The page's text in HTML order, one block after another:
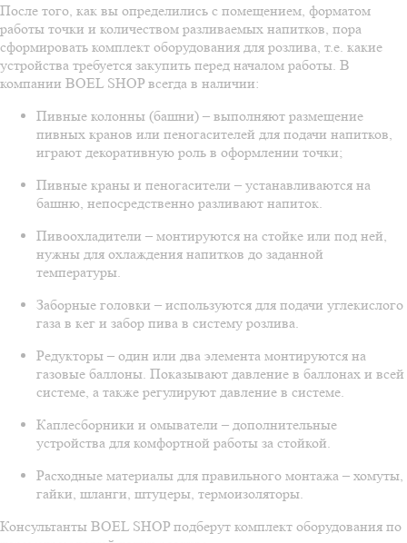
После того, как вы определились с помещением, форматом
работы точки и количеством разливаемых напитков, пора
сформировать комплект оборудования для розлива, т.е. какие
устройства требуется закупить перед началом работы. В
компании BOEL SHOP всегда в наличии:
Пивные колонны (башни) – выполняют размещение
пивных кранов или пеногасителей для подачи напитков,
играют декоративную роль в оформлении точки;
Пивные краны и пеногасители – устанавливаются на
башню, непосредственно разливают напиток.
Пивоохладители – монтируются на стойке или под ней,
нужны для охлаждения напитков до заданной
температуры.
Заборные головки – используются для подачи углекислого
газа в кег и забор пива в систему розлива.
Редукторы – один или два элемента монтируются на
газовые баллоны. Показывают давление в баллонах и всей
системе, а также регулируют давление в системе.
Каплесборники и омыватели – дополнительные
устройства для комфортной работы за стойкой.
Расходные материалы для правильного монтажа – хомуты,
гайки, шланги, штуцеры, термоизоляторы.
Консультанты BOEL SHOP подберут комплект оборудования по